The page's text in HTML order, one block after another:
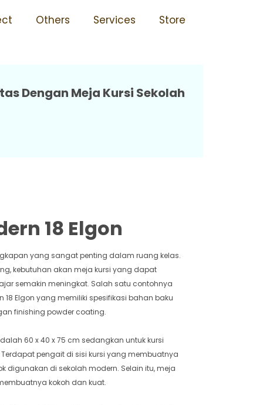
Others Services Store
18 Elgon
Dengan Meja Kursi Sekolah
18 Elgon
yang sangat penting dalam ruang kelas.
kebutuhan akan meja kursi yang dapat
semakin meningkat. Salah satu contohnya
18 Elgon yang memiliki spesifikasi bahan baku
finishing powder coating.
60 x 40 x 75 cm sedangkan untuk kursi
pengait di sisi kursi yang membuatnya
digunakan di sekolah modern. Selain itu, meja
kokoh dan kuat.